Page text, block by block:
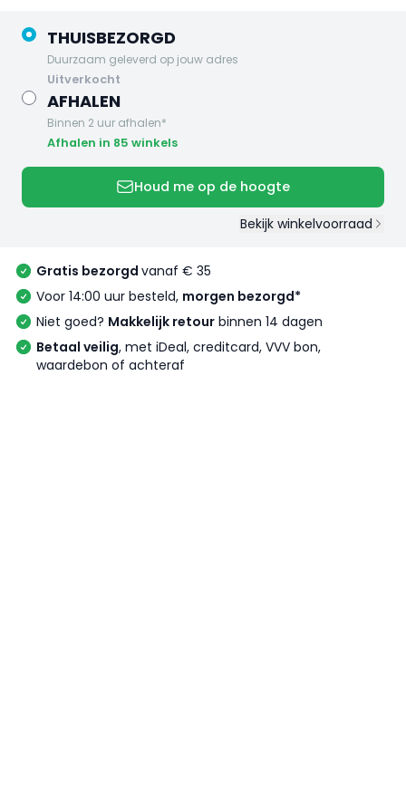
THUISBEZORGD
Duurzaam geleverd op jouw adres
uitverkocht
AFHALEN
Binnen 2 uur afhalen*
Afhalen in 85 winkels
Houd me op de hoogte
Bekijk winkelvoorraad
Gratis bezorgd vanaf € 35
Voor 14:00 uur besteld, morgen bezorgd*
Niet goed? Makkelijk retour binnen 14 dagen
Betaal veilig, met iDeal, creditcard, VVV bon,
waardebon of achteraf